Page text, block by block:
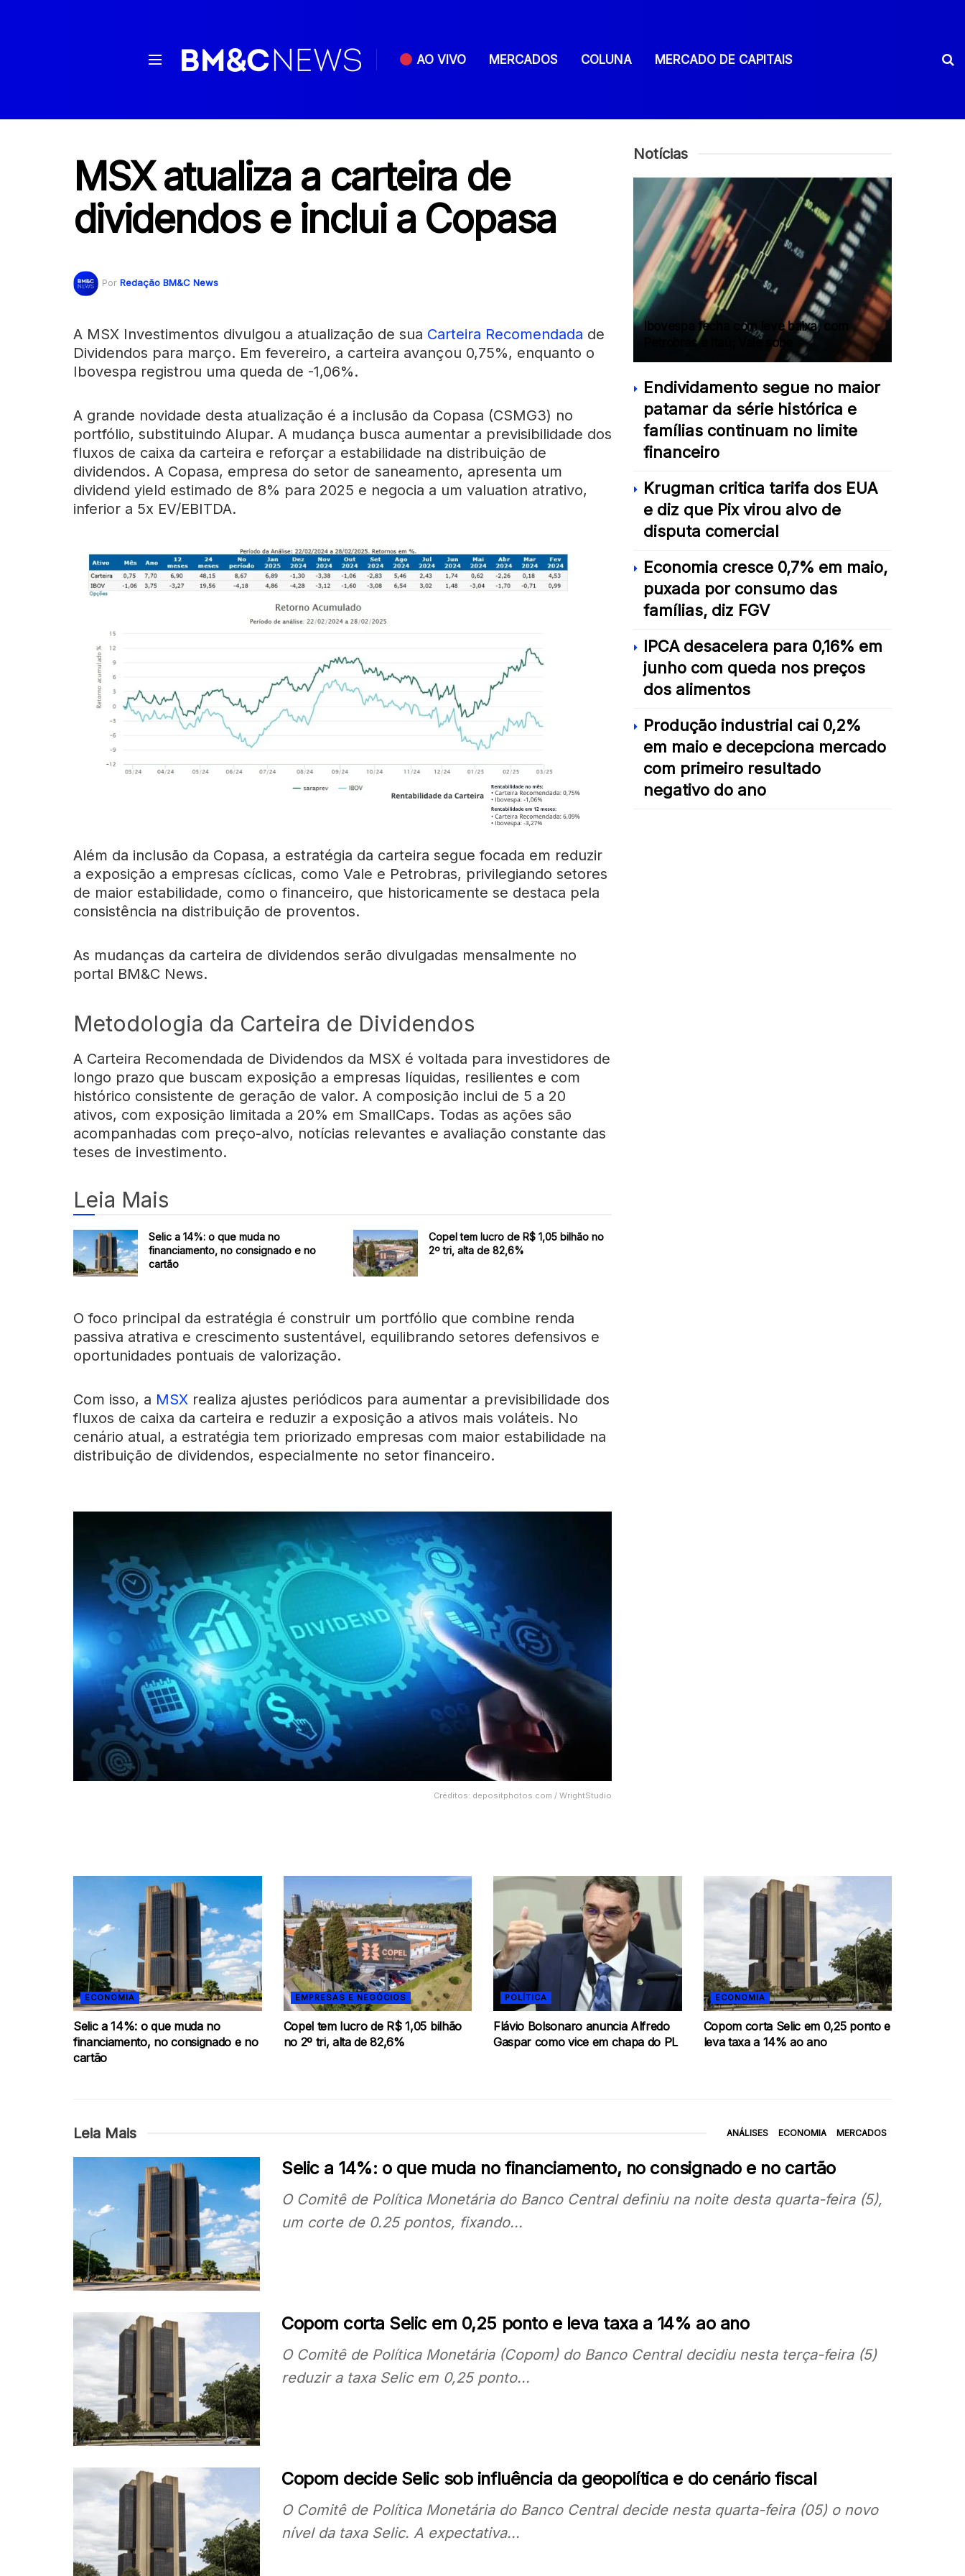
AO VIVO MERCADOS COLUNA MERCADO DE CAPITAIS
MSX atualiza a carteira de
dividendos e inclui a Copasa
Por Redação BM&C News
A MSX Investimentos divulgou a atualização de sua Carteira Recomendada de
Dividendos para março. Em fevereiro, a carteira avançou 0,75%, enquanto o
Ibovespa registrou uma queda de -1,06%.
A grande novidade desta atualização é a inclusão da Copasa (CSMG3) no
portfólio, substituindo Alupar. A mudança busca aumentar a previsibilidade dos
fluxos de caixa da carteira e reforçar a estabilidade na distribuição de
dividendos. A Copasa, empresa do setor de saneamento, apresenta um
dividend yield estimado de 8% para 2025 e negocia a um valuation atrativo,
inferior a 5x EV/EBITDA.
Além da inclusão da Copasa, a estratégia da carteira segue focada em reduzir
a exposição a empresas cíclicas, como Vale e Petrobras, privilegiando setores
de maior estabilidade, como o financeiro, que historicamente se destaca pela
consistência na distribuição de proventos.
As mudanças da carteira de dividendos serão divulgadas mensalmente no
portal BM&C News.
Metodologia da Carteira de Dividendos
A Carteira Recomendada de Dividendos da MSX é voltada para investidores de
longo prazo que buscam exposição a empresas líquidas, resilientes e com
histórico consistente de geração de valor. A composição inclui de 5 a 20
ativos, com exposição limitada a 20% em SmallCaps. Todas as ações são
acompanhadas com preço-alvo, notícias relevantes e avaliação constante das
teses de investimento.
Leia Mais
Selic a 14%: o que muda no
financiamento, no consignado e no
cartão
Copel tem lucro de R$ 1,05 bilhão no
2º tri, alta de 82,6%
O foco principal da estratégia é construir um portfólio que combine renda
passiva atrativa e crescimento sustentável, equilibrando setores defensivos e
oportunidades pontuais de valorização.
Com isso, a MSX realiza ajustes periódicos para aumentar a previsibilidade dos
fluxos de caixa da carteira e reduzir a exposição a ativos mais voláteis. No
cenário atual, a estratégia tem priorizado empresas com maior estabilidade na
distribuição de dividendos, especialmente no setor financeiro.
Créditos: depositphotos.com / WrightStudio
Notícias
Ibovespa fecha com leve baixa, com
Petrobras e Itaú; Vale sobe
Endividamento segue no maior
patamar da série histórica e
famílias continuam no limite
financeiro
Krugman critica tarifa dos EUA
e diz que Pix virou alvo de
disputa comercial
Economia cresce 0,7% em maio,
puxada por consumo das
famílias, diz FGV
IPCA desacelera para 0,16% em
junho com queda nos preços
dos alimentos
Produção industrial cai 0,2%
em maio e decepciona mercado
com primeiro resultado
negativo do ano
ECONOMIA
Selic a 14%: o que muda no
financiamento, no consignado e no
cartão
EMPRESAS E NEGÓCIOS
Copel tem lucro de R$ 1,05 bilhão
no 2º tri, alta de 82,6%
POLÍTICA
Flávio Bolsonaro anuncia Alfredo
Gaspar como vice em chapa do PL
ECONOMIA
Copom corta Selic em 0,25 ponto e
leva taxa a 14% ao ano
Leia Mais ANÁLISES ECONOMIA MERCADOS
Selic a 14%: o que muda no financiamento, no consignado e no cartão
O Comitê de Política Monetária do Banco Central definiu na noite desta quarta-feira (5),
um corte de 0.25 pontos, fixando...
Copom corta Selic em 0,25 ponto e leva taxa a 14% ao ano
O Comitê de Política Monetária (Copom) do Banco Central decidiu nesta terça-feira (5)
reduzir a taxa Selic em 0,25 ponto...
Copom decide Selic sob influência da geopolítica e do cenário fiscal
O Comitê de Política Monetária do Banco Central decide nesta quarta-feira (05) o novo
nível da taxa Selic. A expectativa...